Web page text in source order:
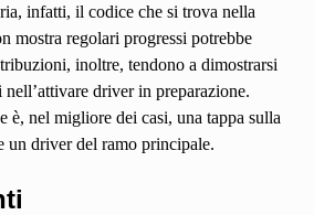
infatti, il codice che si trova nella
mostra regolari progressi potrebbe
inoltre, tendono a dimostrarsi
driver in preparazione.
è, nel migliore dei casi, una tappa sulla
un driver del ramo principale.